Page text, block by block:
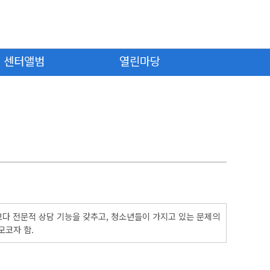
센터앨범 열린마당
전문적 상담 기능을 갖추고, 청소년들이 가지고 있는 문제의
코자 함.